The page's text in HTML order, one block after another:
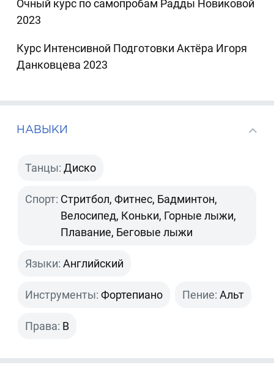
Очный курс по самопробам Радды Новиковой
2023
Курс Интенсивной Подготовки Актёра Игоря
Данковцева 2023
НАВЫКИ
Танцы: Диско
Спорт: Стритбол, Фитнес, Бадминтон,
Велосипед, Коньки, Горные лыжи,
Плавание, Беговые лыжи
Языки: Английский
Инструменты: Фортепиано Пение: Альт
Права: B